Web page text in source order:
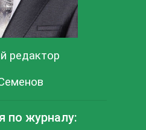
редактор
по журналу: